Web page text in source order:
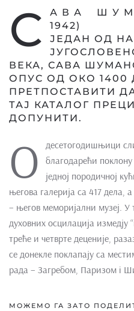
С
А В А Ш У М
1942)
ЈЕДАН ОД
ВЕКА, САВА
ОПУС ОД ОКО 1400
ПРЕТПОСТАВИТИ
ТАЈ КАТАЛОГ
ДОПУНИТИ.
О
десетогодишњици
благодарећи
једној породичној
његова галерија са 417 дела,
– његов меморијални музеј. У
духовних осцилација измедју
треће и четврте деценије,
се донекле поклапају са
рада – Загребом, Паризом i
МОЖЕМО ГА ЗАТО